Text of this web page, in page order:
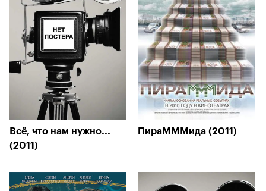
Всё, что нам нужно...
(2011)
ПираМММида (2011)